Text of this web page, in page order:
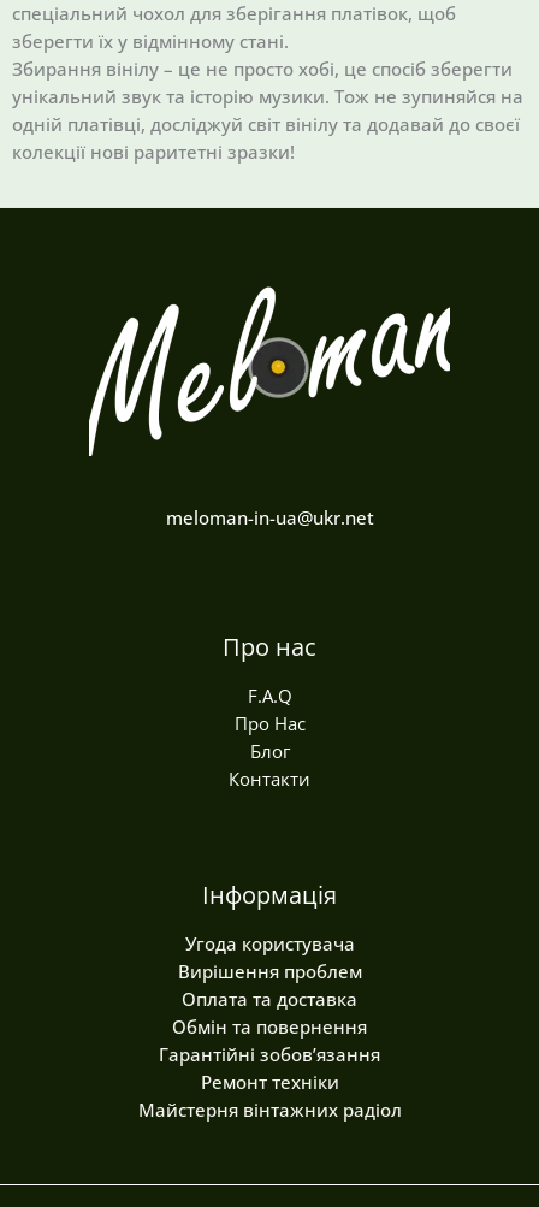
спеціальний чохол для зберігання платівок, щоб
зберегти їх у відмінному стані.
Збирання вінілу – це не просто хобі, це спосіб зберегти
унікальний звук та історію музики. Тож не зупиняйся на
одній платівці, досліджуй світ вінілу та додавай до своєї
колекції нові раритетні зразки!
meloman-in-ua@ukr.net
Про нас
F.A.Q
Про Нас
Блог
Контакти
Інформація
Угода користувача
Вирішення проблем
Оплата та доставка
Обмін та повернення
Гарантійні зобов’язання
Ремонт техніки
Майстерня вінтажних радіол